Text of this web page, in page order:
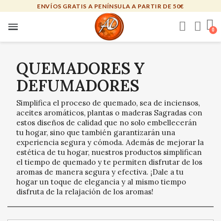
ENVÍOS GRATIS A PENÍNSULA A PARTIR DE 50€
QUEMADORES Y
DEFUMADORES
Simplifica el proceso de quemado, sea de inciensos,
aceites aromáticos, plantas o maderas Sagradas con
estos diseños de calidad que no solo embellecerán
tu hogar, sino que también garantizarán una
experiencia segura y cómoda. Además de mejorar la
estética de tu hogar, nuestros productos simplifican
el tiempo de quemado y te permiten disfrutar de los
aromas de manera segura y efectiva. ¡Dale a tu
hogar un toque de elegancia y al mismo tiempo
disfruta de la relajación de los aromas!